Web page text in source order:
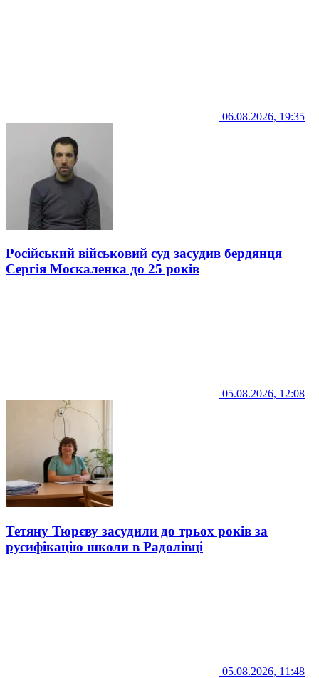
06.08.2026, 19:35
Російський військовий суд засудив бердянця
Сергія Москаленка до 25 років
05.08.2026, 12:08
Тетяну Тюрєву засудили до трьох років за
русифікацію школи в Радолівці
05.08.2026, 11:48